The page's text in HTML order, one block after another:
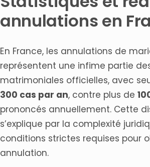
annulations en
En France, les annulations de
représentent une infime partie
matrimoniales officielles, avec
300 cas par an, contre plus de
prononcés annuellement. Cette
s’explique par la complexité
conditions strictes requises pour
annulation.